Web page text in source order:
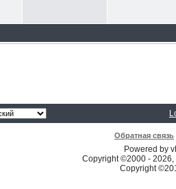
Обратная связь
Powered by
Copyright ©2000 -
Copyright